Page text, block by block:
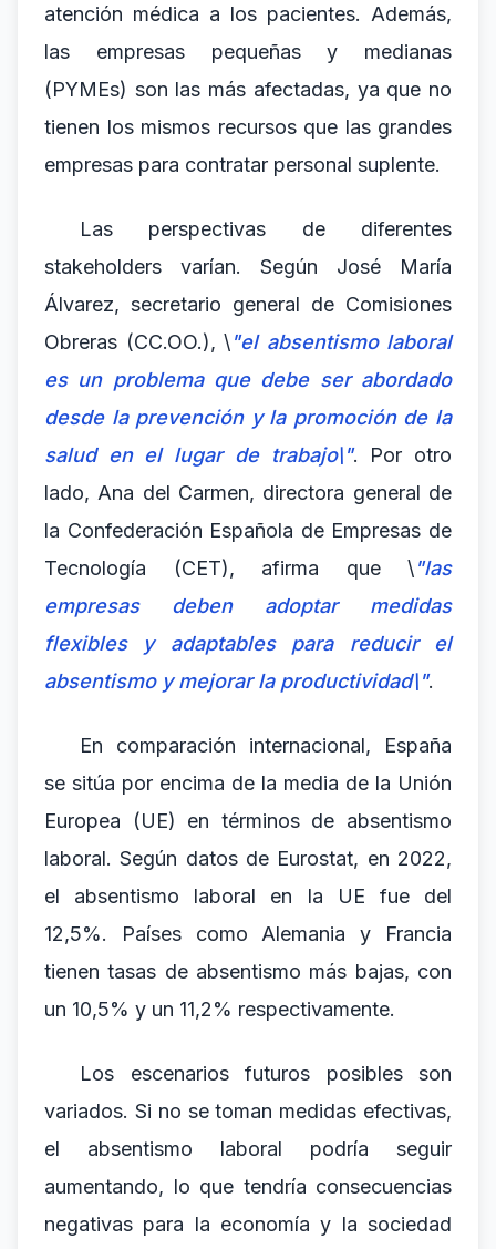
atención médica a los pacientes. Además,
las empresas pequeñas y medianas
(PYMEs) son las más afectadas, ya que no
tienen los mismos recursos que las grandes
empresas para contratar personal suplente.
Las perspectivas de diferentes
stakeholders varían. Según José María
Álvarez, secretario general de Comisiones
Obreras (CC.OO.), \"el absentismo laboral
es un problema que debe ser abordado
desde la prevención y la promoción de la
salud en el lugar de trabajo\". Por otro
lado, Ana del Carmen, directora general de
la Confederación Española de Empresas de
Tecnología (CET), afirma que \"las
empresas deben adoptar medidas
flexibles y adaptables para reducir el
absentismo y mejorar la productividad\".
En comparación internacional, España
se sitúa por encima de la media de la Unión
Europea (UE) en términos de absentismo
laboral. Según datos de Eurostat, en 2022,
el absentismo laboral en la UE fue del
12,5%. Países como Alemania y Francia
tienen tasas de absentismo más bajas, con
un 10,5% y un 11,2% respectivamente.
Los escenarios futuros posibles son
variados. Si no se toman medidas efectivas,
el absentismo laboral podría seguir
aumentando, lo que tendría consecuencias
negativas para la economía y la sociedad